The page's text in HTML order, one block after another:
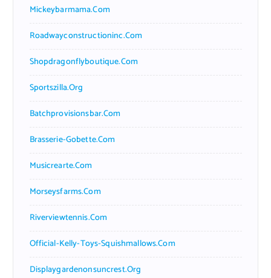
Mickeybarmama.com
Roadwayconstructioninc.com
Shopdragonflyboutique.com
Sportszilla.org
Batchprovisionsbar.com
Brasserie-Gobette.com
Musicrearte.com
Morseysfarms.com
Riverviewtennis.com
Official-Kelly-Toys-Squishmallows.com
Displaygardenonsuncrest.org